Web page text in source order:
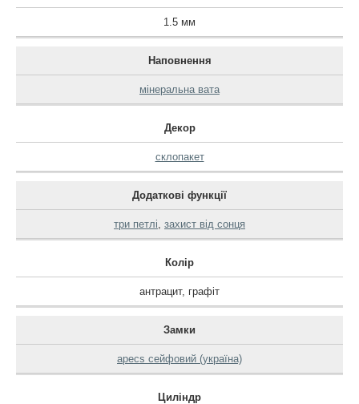
1.5 мм
Наповнення
мінеральна вата
Декор
склопакет
Додаткові функції
три петлі захист від сонця
Колір
антрацит, графіт
Замки
apecs сейфовий (україна)
Циліндр